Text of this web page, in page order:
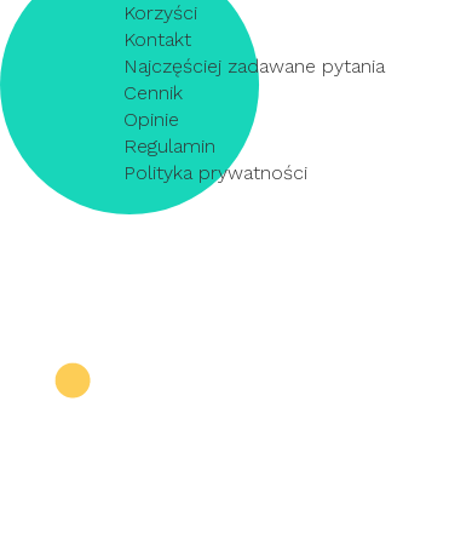
Korzyści
Kontakt
Najczęściej zadawane pytania
Cennik
Opinie
Regulamin
Polityka prywatności